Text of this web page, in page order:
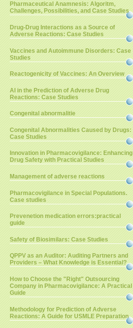
Pharmaceutical Anamnesis: Algoritm,
Challenges, Possibilities, and Case Studies
Drug-Drug Interactions as a Source of
Adverse Reactions: Case Studies
Vaccines and Autoimmune Disorders: Case
Studies
Reactogenicity of Vaccines: An Overview
AI in the Prediction of Adverse Drug
Reactions: Case Studies
Congenital abnormalitie
Congenital Abnormalities Caused by Drugs:
Case Studies
Innovation in Pharmacovigilance: Enhancing
Drug Safety with Practical Studies
Management of adverse reactions
Pharmacovigilance in Special Populations.
Case studies
Prevenetion medication errors:practical
guide
Safety of Biosimilars: Case Studies
QPPV as an Auditor: Auditing Partners and
Providers – What Knowledge is Essential?
How to Choose the "Right" Outsourcing
Company in Pharmacovigilance: A Practical
Guide
Methodology for Prediction of Adverse
Reactions: A Guide for USMLE Preparation